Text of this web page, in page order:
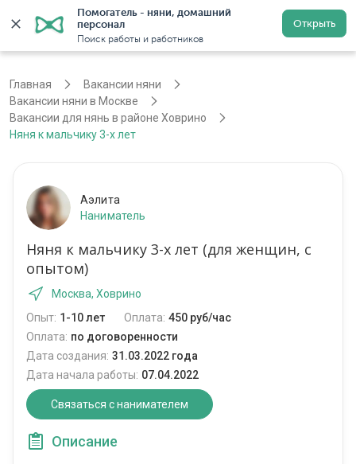
Помогатель - няни, домашний
персонал
Поиск работы и работников
Открыть
Регистрация
Главная
Вакансии няни
Вакансии няни в Москве
Вакансии для нянь в районе Ховрино
Няня к мальчику 3-х лет
Аэлита
Наниматель
Няня к мальчику 3-х лет (для женщин, с
опытом)
Москва, Ховрино
Опыт: 1-10 лет Оплата: 450 руб/час
Оплата: по договоренности
Дата создания: 31.03.2022 года
Дата начала работы: 07.04.2022
Связаться с нанимателем
Описание